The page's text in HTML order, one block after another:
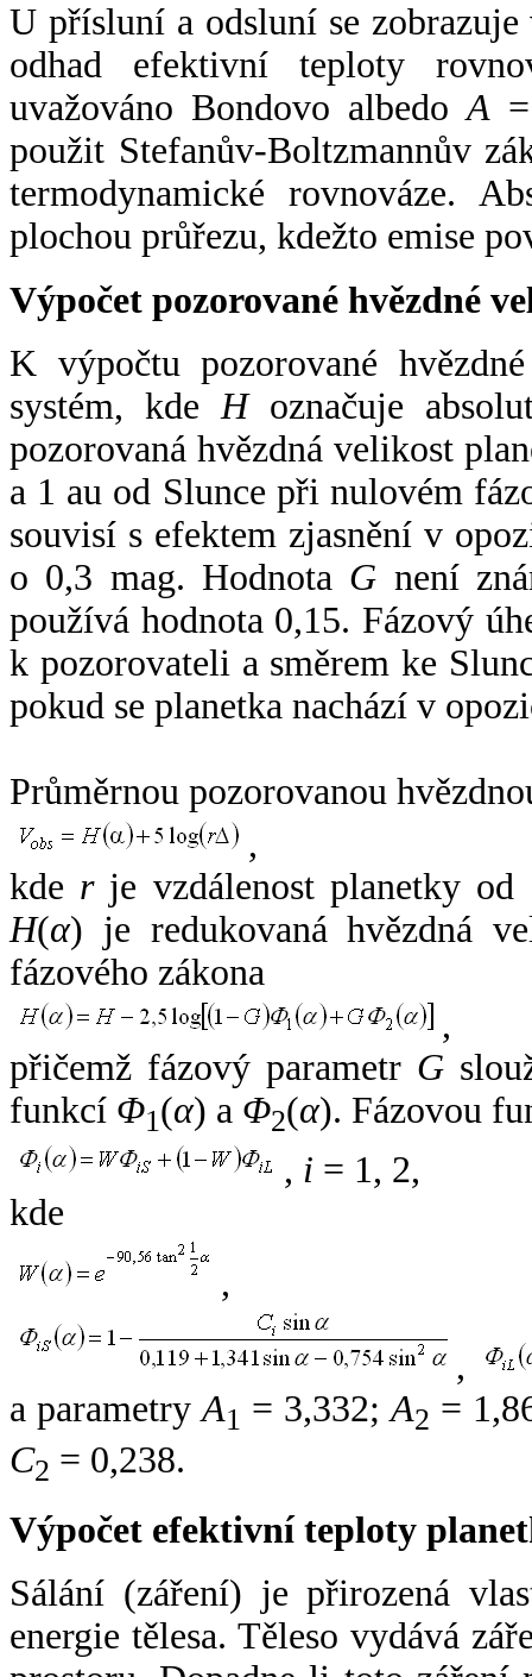
U přísluní a odsluní se
odhad efektivní teploty
uvažováno Bondovo albedoA
použit Stefanův-Boltzmannův
termodynamické rovnováze.
plochou průřezu, kdežto emise
Výpočet pozorované hvězdné
K výpočtu pozorované
systém, kde Hoznačuje
pozorovaná hvězdná velikost
a 1 au od Slunce při nulovém
souvisí s efektem zjasnění v
o 0,3 mag. Hodnota G není
používá hodnota 0,15. Fázový
k pozorovateli a směrem ke
pokud se planetka nachází v
Průměrnou pozorovanou
,
kde rje vzdálenost planetky od
H(α) je redukovaná hvězdná
fázového zákona
,
přičemž fázový parametr G
funkcí Φ1(α) a Φ2(α). Fázovou
, i = 1, 2,
kde
,
,
a parametryA1 = 3,332;A2 =
C2 = 0,238.
Výpočet efektivní teploty
Sálání (záření) je přirozená
energie tělesa. Těleso vydává